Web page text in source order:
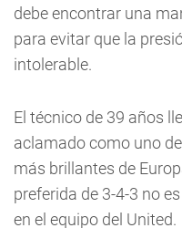
debe encontrar una
para evitar que la
intolerable.
El técnico de 39 años
aclamado como uno
más brillantes de
preferida de 3-4-3 no
en el equipo del United.